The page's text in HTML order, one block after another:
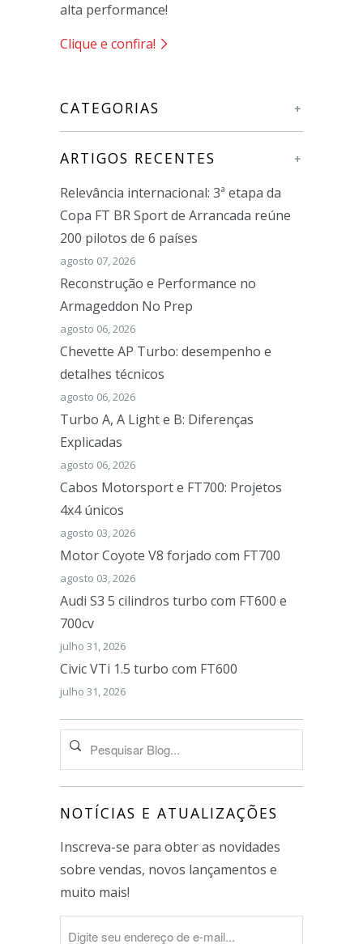
alta performance!
Clique e confira!
+
CATEGORIAS
+
ARTIGOS RECENTES
Relevância internacional: 3ª etapa da
Copa FT BR Sport de Arrancada reúne
200 pilotos de 6 países
agosto 07, 2026
Reconstrução e Performance no
Armageddon No Prep
agosto 06, 2026
Chevette AP Turbo: desempenho e
detalhes técnicos
agosto 06, 2026
Turbo A, A Light e B: Diferenças
Explicadas
agosto 06, 2026
Cabos Motorsport e FT700: Projetos
4x4 únicos
agosto 03, 2026
Motor Coyote V8 forjado com FT700
agosto 03, 2026
Audi S3 5 cilindros turbo com FT600 e
700cv
julho 31, 2026
Civic VTi 1.5 turbo com FT600
julho 31, 2026
NOTÍCIAS E ATUALIZAÇÕES
Inscreva-se para obter as novidades
sobre vendas, novos lançamentos e
muito mais!